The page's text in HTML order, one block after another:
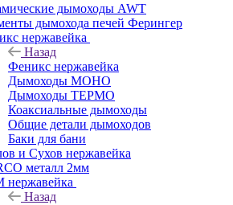
дымоходы AWT
дымохода печей Ферингер
нержавейка
Назад
Феникс нержавейка
Дымоходы МОНО
Дымоходы ТЕРМО
Коаксиальные дымоходы
Общие детали дымоходов
Баки для бани
и Сухов нержавейка
металл 2мм
Назад